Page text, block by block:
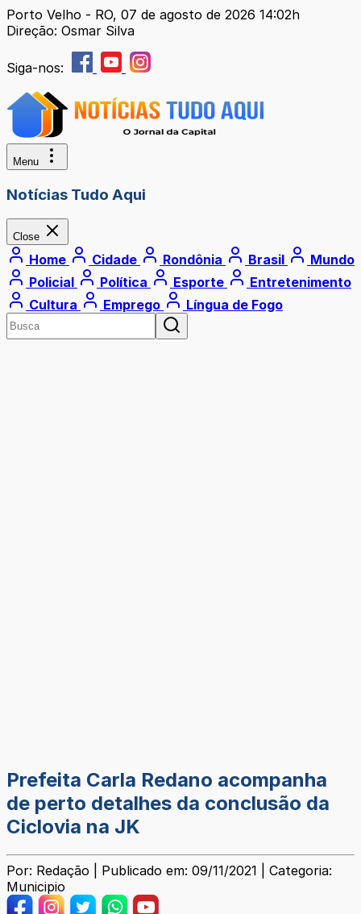
Porto Velho - RO, 07 de agosto de 2026 14:02h
Direção: Osmar Silva
Siga-nos:
Menu
Notícias Tudo Aqui
Close
Home Cidade Rondônia Brasil
Mundo
Policial
Política Esporte
Entretenimento
Cultura
Emprego Língua de Fogo
Prefeita Carla Redano acompanha
de perto detalhes da conclusão da
Ciclovia na JK
Por: Redação | Publicado em: 09/11/2021 | Categoria:
Municipio